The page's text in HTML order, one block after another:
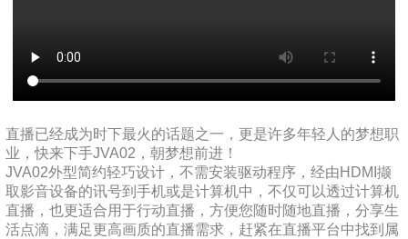
直播已经成为时下最火的话题之一，更是许多年轻人的梦想职
业，快来下手JVA02，朝梦想前进！
JVA02外型简约轻巧设计，不需安装驱动程序，经由HDMI撷
取影音设备的讯号到手机或是计算机中，不仅可以透过计算机
直播，也更适合用于行动直播，方便您随时随地直播，分享生
活点滴，满足更高画质的直播需求，赶紧在直播平台中找到属